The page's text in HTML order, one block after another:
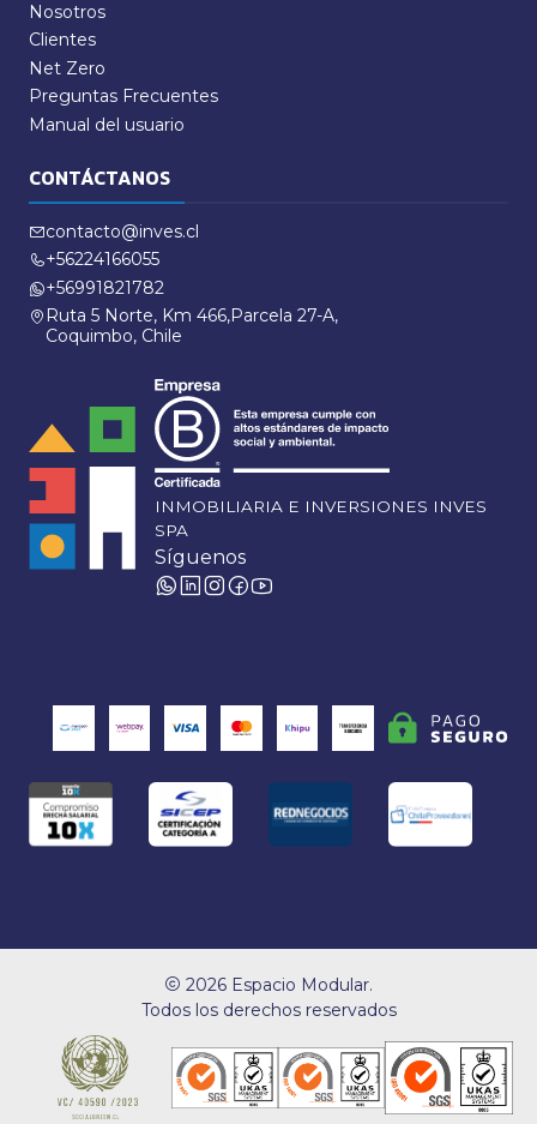
Nosotros
Clientes
Net Zero
Preguntas Frecuentes
Manual del usuario
CONTÁCTANOS
contacto@inves.cl
+56224166055
+56991821782
Ruta 5 Norte, Km 466,Parcela 27-A,
Coquimbo, Chile
INMOBILIARIA E INVERSIONES INVES
SPA
Síguenos
2026 Espacio Modular.
Todos los derechos reservados